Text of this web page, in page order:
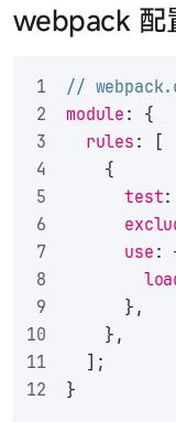
webpack
//
module : {
rules : [
    {
test:
use :
      },
    },
  ];
}